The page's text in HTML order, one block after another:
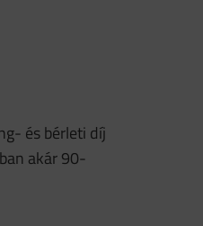
és bérleti díj
akár 90-